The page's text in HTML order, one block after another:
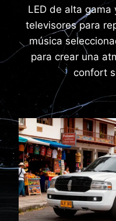
LED de alta
televisores para
música
para crear una
confort